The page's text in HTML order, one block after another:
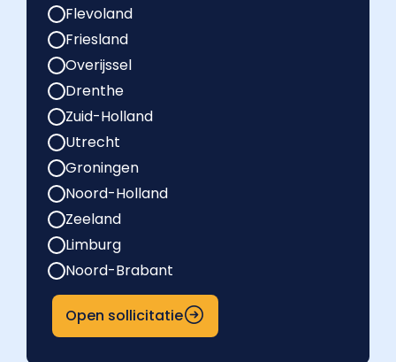
Flevoland
Friesland
Overijssel
Drenthe
Zuid-Holland
Utrecht
Groningen
Noord-Holland
Zeeland
Limburg
Noord-Brabant
Open sollicitatie